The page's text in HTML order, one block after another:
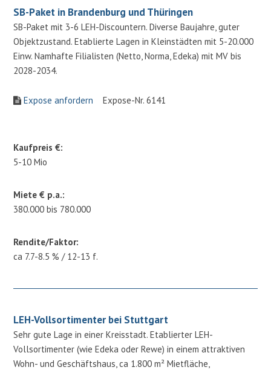
SB-Paket in Brandenburg und Thüringen
SB-Paket mit 3-6 LEH-Discountern. Diverse Baujahre, guter
Objektzustand. Etablierte Lagen in Kleinstädten mit 5-20.000
Einw. Namhafte Filialisten (Netto, Norma, Edeka) mit MV bis
2028-2034.
Expose anfordern Expose-Nr. 6141
Kaufpreis €:
5-10 Mio
Miete € p.a.:
380.000 bis 780.000
Rendite/Faktor:
ca 7.7-8.5 % / 12-13 f.
LEH-Vollsortimenter bei Stuttgart
Sehr gute Lage in einer Kreisstadt. Etablierter LEH-
Vollsortimenter (wie Edeka oder Rewe) in einem attraktiven
Wohn- und Geschäftshaus, ca 1.800 m² Mietfläche,